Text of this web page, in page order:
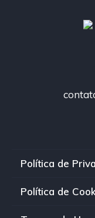
Política de
Política de